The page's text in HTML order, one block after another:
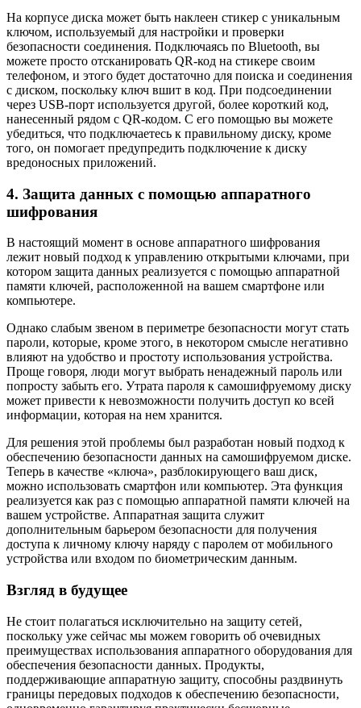
На корпусе диска может быть наклеен стикер с уникальным
ключом, используемый для настройки и проверки
безопасности соединения. Подключаясь по Bluetooth, вы
можете просто отсканировать QR-код на стикере своим
телефоном, и этого будет достаточно для поиска и соединения
с диском, поскольку ключ вшит в код. При подсоединении
через USB-порт используется другой, более короткий код,
нанесенный рядом с QR-кодом. С его помощью вы можете
убедиться, что подключаетесь к правильному диску, кроме
того, он помогает предупредить подключение к диску
вредоносных приложений.
4. Защита данных с помощью аппаратного
шифрования
В настоящий момент в основе аппаратного шифрования
лежит новый подход к управлению открытыми ключами, при
котором защита данных реализуется с помощью аппаратной
памяти ключей, расположенной на вашем смартфоне или
компьютере.
Однако слабым звеном в периметре безопасности могут стать
пароли, которые, кроме этого, в некотором смысле негативно
влияют на удобство и простоту использования устройства.
Проще говоря, люди могут выбрать ненадежный пароль или
попросту забыть его. Утрата пароля к самошифруемому диску
может привести к невозможности получить доступ ко всей
информации, которая на нем хранится.
Для решения этой проблемы был разработан новый подход к
обеспечению безопасности данных на самошифруемом диске.
Теперь в качестве «ключа», разблокирующего ваш диск,
можно использовать смартфон или компьютер. Эта функция
реализуется как раз с помощью аппаратной памяти ключей на
вашем устройстве. Аппаратная защита служит
дополнительным барьером безопасности для получения
доступа к личному ключу наряду с паролем от мобильного
устройства или входом по биометрическим данным.
Взгляд в будущее
Не стоит полагаться исключительно на защиту сетей,
поскольку уже сейчас мы можем говорить об очевидных
преимуществах использования аппаратного оборудования для
обеспечения безопасности данных. Продукты,
поддерживающие аппаратную защиту, способны раздвинуть
границы передовых подходов к обеспечению безопасности,